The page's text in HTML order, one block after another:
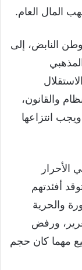
المال العام.
النابض، إلى
والقانون،
انتزاعها
أفئدتهم
والحرية
ورفض
مهما كان حجم